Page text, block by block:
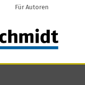
Für Autoren